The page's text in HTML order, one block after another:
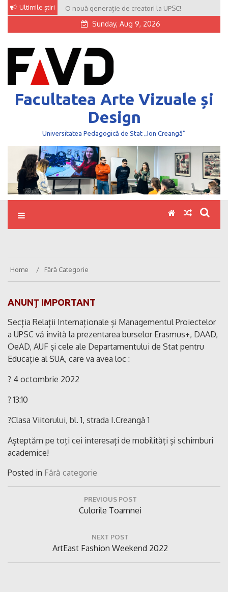
Skip
content
Ultimile știri O nouă generație de creatori la UPSC!
Sunday, Aug 9, 2026
Facultatea Arte Vizuale și
Design
Universitatea Pedagogică de Stat „Ion Creangă”
Home Fără Categorie
ANUNȚ IMPORTANT
Secția Relații Internaționale și Managementul Proiectelor
a UPSC vă invită la prezentarea burselor Erasmus+, DAAD,
OeAD, AUF și cele ale Departamentului de Stat pentru
Educație al SUA, care va avea loc :
? 4 octombrie 2022
? 13:10
?Clasa Viitorului, bl. 1, strada I.Creangă 1
Așteptăm pe toți cei interesați de mobilități și schimburi
academice!
Posted in Fără categorie
PREVIOUS POST
Previous
Culorile Toamnei
NEXT POST
Next
Post:
ArtEast Fashion Weekend 2022